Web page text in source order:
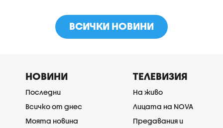
ВСИЧКИ НОВИНИ
НОВИНИ
Последни
Всичко от днес
Моята новина
ТЕЛЕВИЗИЯ
На живо
Лицата на NOVA
Предавания и